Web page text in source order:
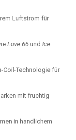
Luftstrom für
Love 66 und Ice
Coil-Technologie für
mit fruchtig-
in handlichem